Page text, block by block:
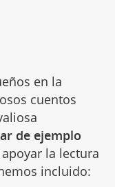
en la
cuentos
de ejemplo
la lectura
incluido: